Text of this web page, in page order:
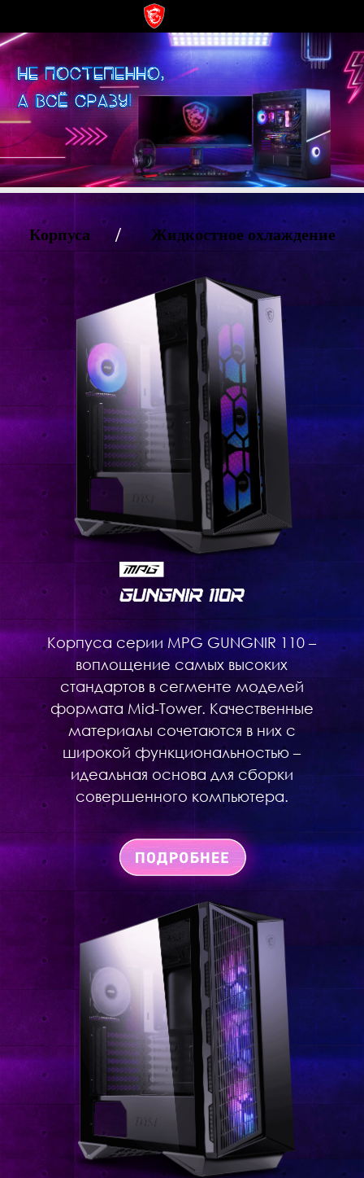
Корпуса / Жидкостное охлаждение
Корпуса серии MPG GUNGNIR 110 –
воплощение самых высоких
стандартов в сегменте моделей
формата Mid-Tower. Качественные
материалы сочетаются в них с
широкой функциональностью –
идеальная основа для сборки
совершенного компьютера.